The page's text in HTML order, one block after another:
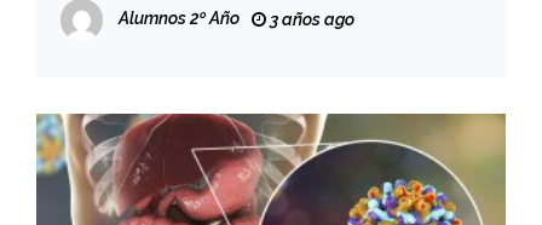
Alumnos 2º Año 3 años ago